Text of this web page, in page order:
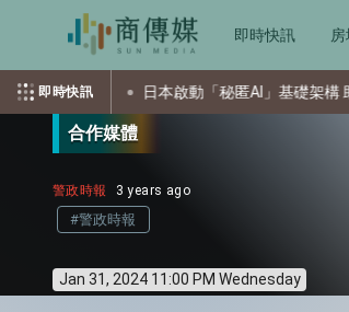
即時快訊
即時快訊日本啟動「秘匿AI」基礎架構 助企業數
合作媒體
警政時報 3 years ago
#警政時報
Jan 31, 2024 11:00 PM Wednesday